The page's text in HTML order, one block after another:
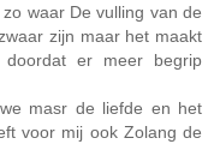
waar De vulling van de
zijn maar het maakt
er meer begrip
masr de liefde en het
voor mij ook Zolang de